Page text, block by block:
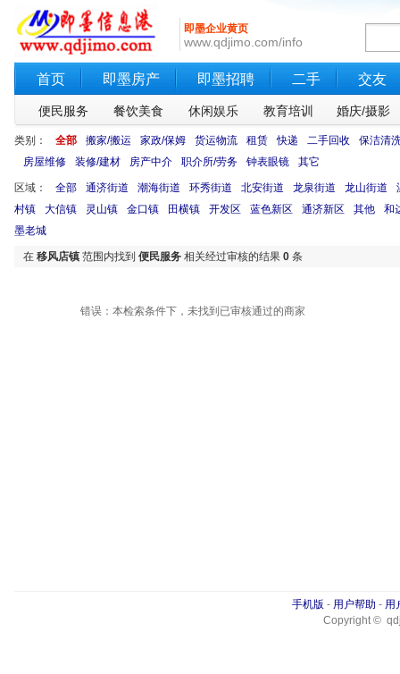
即墨企业黄页
www.qdjimo.com/info
首页 即墨房产 即墨招聘 二手 交友
便民服务 餐饮美食 休闲娱乐 教育培训 婚庆/摄影
类别： 全部 搬家/搬运 家政/保姆 货运物流 租赁 快递 二手回收
保洁清
房屋维修
装修/建材 房产中介 职介所/劳务 钟表眼镜 其它
区域： 全部 通济街道 潮海街道 环秀街道 北安街道 龙泉街道 龙山街道
村镇
大信镇 灵山镇 金口镇 田横镇 开发区 蓝色新区 通济新区 其他
和
墨老城
在 移风店镇 范围内找到 便民服务 相关经过审核的结果 0 条
错误：本检索条件下，未找到已审核通过的商家
手机版 - 用户帮助 - 用
Copyright ©